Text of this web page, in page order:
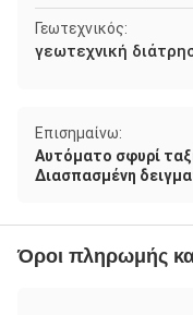
Γεωτεχνικός:
γεωτεχνική
Επισημαίνω:
Αυτόματο σφυρί
Διασπασμένη
Όροι πληρωμής